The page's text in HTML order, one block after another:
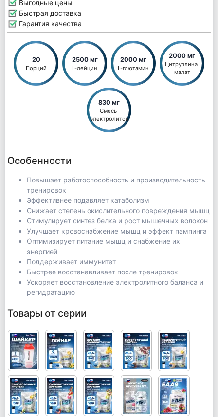
Выгодные цены
Быстрая доставка
Гарантия качества
20
Порций
2500 мг
L-лейцин
2000 мг
L-глютамин
2000 мг
Цитруллина
малат
830 мг
Смесь
электролитов
Особенности
Повышает работоспособность и производительность
тренировок
Эффективнее подавляет катаболизм
Снижает степень окислительного повреждения мышц
Стимулирует синтез белка и рост мышечных волокон
Улучшает кровоснабжение мышц и эффект пампинга
Оптимизирует питание мышц и снабжение их
энергией
Поддерживает иммунитет
Быстрее восстанавливает после тренировок
Ускоряет восстановление электролитного баланса и
регидратацию
Товары от серии